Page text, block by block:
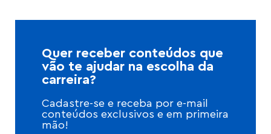
Quer receber conteúdos que
vão te ajudar na escolha da
carreira?
Cadastre-se e receba por e-mail
conteúdos exclusivos e em primeira
mão!